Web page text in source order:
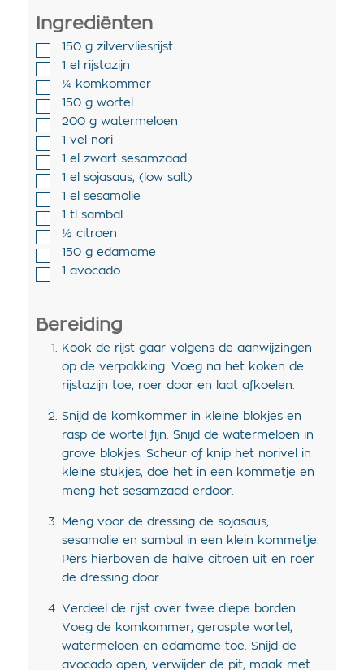
Ingrediënten
150 g zilvervliesrijst
1 el
rijstazijn
¼ komkommer
150 g wortel
200 g watermeloen
1 vel
nori
1 el
zwart sesamzaad
1 el sojasaus, (low salt)
1 el
sesamolie
1 tl sambal
½ citroen
150 g edamame
1 avocado
Bereiding
Kook de rijst gaar volgens de aanwijzingen
op de verpakking. Voeg na het koken de
rijstazijn toe, roer door en laat afkoelen.
Snijd de komkommer in kleine blokjes en
rasp de wortel fijn. Snijd de watermeloen in
grove blokjes. Scheur of knip het norivel in
kleine stukjes, doe het in een kommetje en
meng het sesamzaad erdoor.
Meng voor de dressing de sojasaus,
sesamolie en sambal in een klein kommetje.
Pers hierboven de halve citroen uit en roer
de dressing door.
Verdeel de rijst over twee diepe borden.
Voeg de komkommer, geraspte wortel,
watermeloen en edamame toe. Snijd de
avocado open, verwijder de pit, maak met